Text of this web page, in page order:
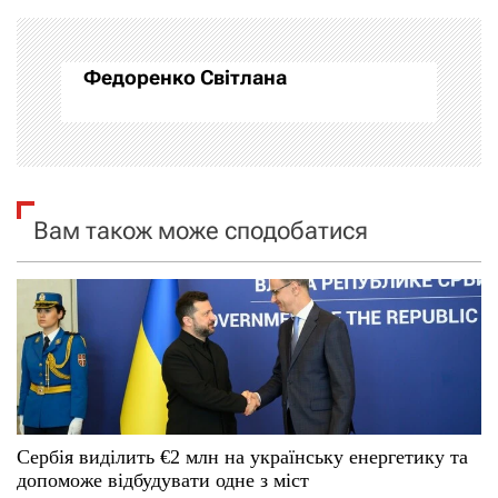
а
ц
і
а
п
и
с
і
Федоренко Світлана
Вам також може сподобатися
Сербія виділить €2 млн на українську енергетику та
допоможе відбудувати одне з міст